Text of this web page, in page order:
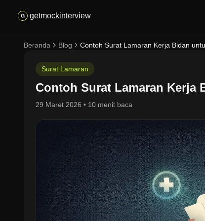
getmockinterview
Beranda Blog Contoh Surat Lamaran Kerja Bidan
Surat Lamaran
Contoh Surat Lamaran Kerja
29 Maret 2026 • 10 menit baca